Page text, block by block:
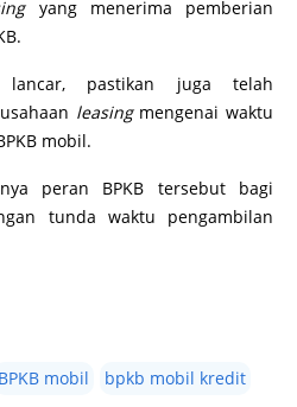
yang menerima pemberian
pastikan juga telah
leasingmengenai waktu
mobil.
peran BPKB tersebut bagi
tunda waktu pengambilan
BPKB mobil
bpkb mobil kredit